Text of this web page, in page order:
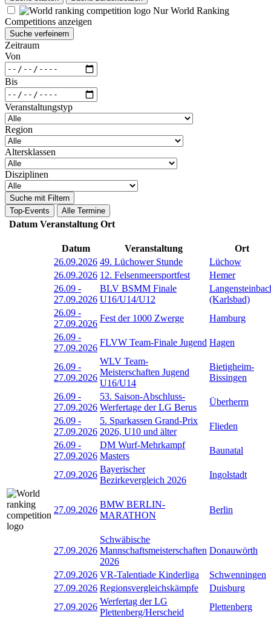
Nur World Ranking
Competitions anzeigen
Suche verfeinern
Zeitraum
Von
Bis
Veranstaltungstyp
Region
Altersklassen
Disziplinen
Suche mit Filtern
Top-Events
Alle Termine
Datum Veranstaltung Ort
Datum Veranstaltung
Ort
26.09.2026 49. Lüchower Stunde
Lüchow
26.09.2026 12. Felsenmeersportfest
Hemer
26.09 -
27.09.2026
BLV BSMM Finale
U16/U14/U12
(Karlsbad)
26.09 -
27.09.2026
Fest der 1000 Zwerge
Hamburg
26.09 -
27.09.2026
FLVW Team-Finale Jugend Hagen
26.09 -
27.09.2026
WLV Team-
Meisterschaften Jugend
U16/U14
Bietigheim-
Bissingen
26.09 -
27.09.2026
53. Saison-Abschluss-
Werfertage der LG Berus
Überherrn
26.09 -
27.09.2026
5. Sparkassen Grand-Prix
2026, U10 und älter
Flieden
26.09 -
27.09.2026
DM Wurf-Mehrkampf
Masters
Baunatal
27.09.2026
Bayerischer
Bezirkevergleich 2026
Ingolstadt
27.09.2026
BMW BERLIN-
MARATHON
Berlin
27.09.2026
Schwäbische
Mannschaftsmeisterschaften
2026
Donauwörth
27.09.2026 VR-Talentiade Kinderliga
Schwenningen
27.09.2026 Regionsvergleichskämpfe
Duisburg
27.09.2026
Werfertag der LG
Plettenberg/Herscheid
Plettenberg